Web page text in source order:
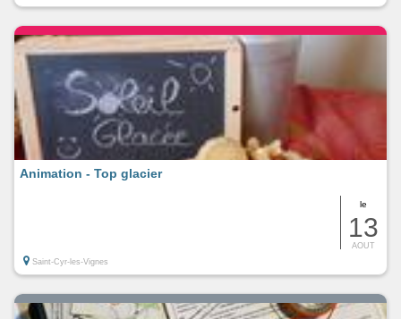
le
13
AOUT
Animation - Top glacier
Saint-Cyr-les-Vignes